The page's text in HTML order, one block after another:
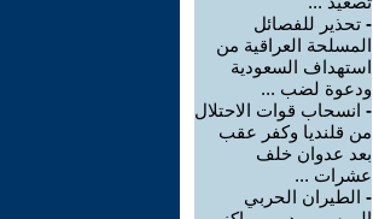
- تحذير للفصائل
المسلحة العراقية من
استهداف السعودية
ودعوة لضب ...
- انسحاب قوات الاحتلال
من قلنديا وكفر عقب
بعد عدوان خلف
عشرات ...
- الطيران الحربي